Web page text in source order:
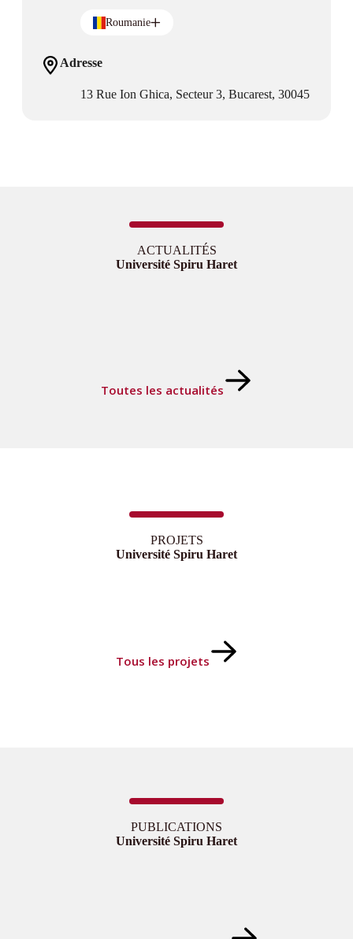
Roumanie
Adresse
13 Rue Ion Ghica, Secteur 3, Bucarest, 30045
ACTUALITÉS
Université Spiru Haret
Toutes les actualités
PROJETS
Université Spiru Haret
Tous les projets
PUBLICATIONS
Université Spiru Haret